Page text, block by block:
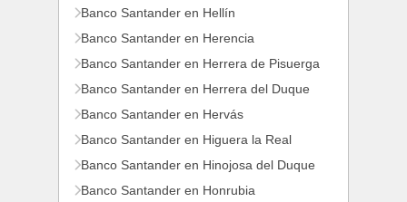
Banco Santander en Hellín
Banco Santander en Herencia
Banco Santander en Herrera de Pisuerga
Banco Santander en Herrera del Duque
Banco Santander en Hervás
Banco Santander en Higuera la Real
Banco Santander en Hinojosa del Duque
Banco Santander en Honrubia